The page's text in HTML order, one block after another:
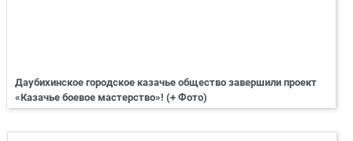
Даубихинское городское казачье общество завершили проект
«Казачье боевое мастерство»! (+ Фото)